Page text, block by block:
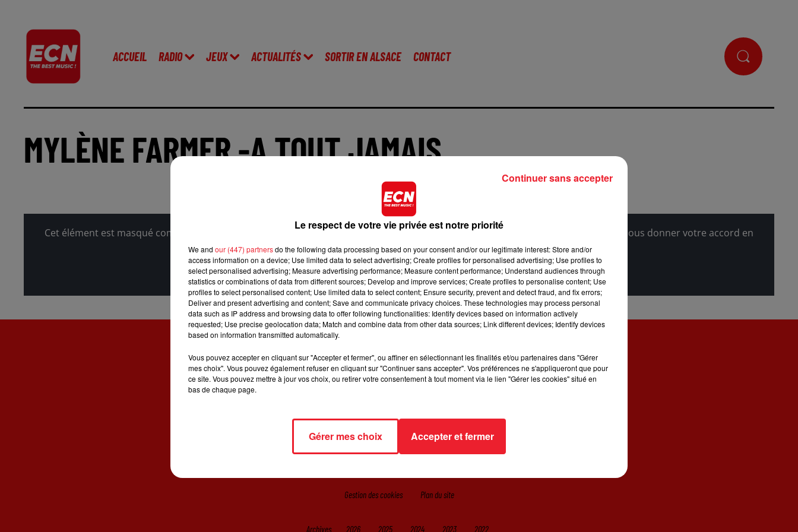
ACCUEIL RADIO JEUX ACTUALITÉS SORTIR EN ALSACE CONTACT
MYLÈNE FARMER -A TOUT JAMAIS
Cet élément est masqué compte-tenu du refus du dépôt de cookies que vous avez exprimé. Si vous souhaitez l'afficher, merci de nous donner votre accord en
cliquant sur le bouton ci-dessous.
Afficher l'élément
ACCUEIL
Gestion des cookies Plan du site
Archives 2026 2025 2024 2023 2022
Le respect de votre vie privée est notre priorité
We and our (447) partnersdo the following data processing based on your consent and/or our legitimate interest: Store and/or
access information on a device; Use limited data to select advertising; Create profiles for personalised advertising; Use profiles to
select personalised advertising; Measure advertising performance; Measure content performance; Understand audiences through
statistics or combinations of data from different sources; Develop and improve services; Create profiles to personalise content; Use
profiles to select personalised content; Use limited data to select content; Ensure security, prevent and detect fraud, and fix errors;
Deliver and present advertising and content; Save and communicate privacy choices. These technologies may process personal
data such as IP address and browsing data to offer following functionalities: Identify devices based on information actively
requested; Use precise geolocation data; Match and combine data from other data sources; Link different devices; Identify devices
based on information transmitted automatically.
Vous pouvez accepter en cliquant sur "Accepter et fermer", ou affiner en sélectionnant les finalités et/ou partenaires dans "Gérer
mes choix". Vous pouvez également refuser en cliquant sur "Continuer sans accepter". Vos préférences ne s'appliqueront que pour
ce site. Vous pouvez mettre à jour vos choix, ou retirer votre consentement à tout moment via le lien "Gérer les cookies" situé en
bas de chaque page.
Gérer mes choix Accepter et fermer
Continuer sans accepter